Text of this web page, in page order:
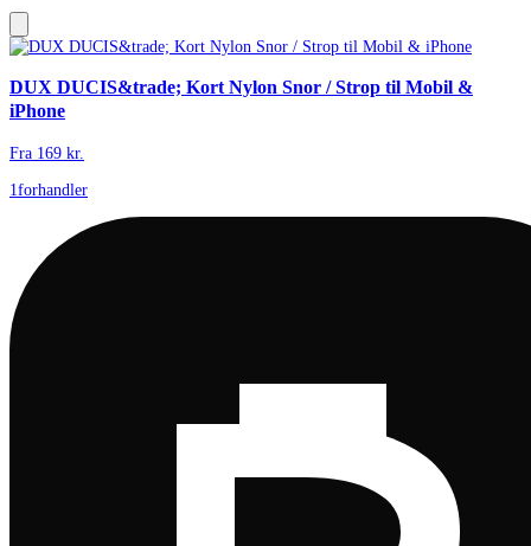
DUX DUCIS&trade; Kort Nylon Snor / Strop til Mobil &
iPhone
Fra 169 kr.
1 forhandler